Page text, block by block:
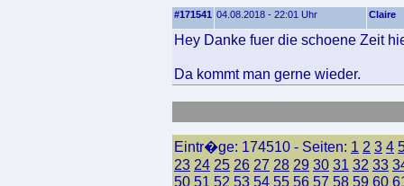
#171541 04.08.2018 - 22:01 Uhr Claire
Hey Danke fuer die schoene Zeit
Da kommt man gerne wieder.
Eintr�ge: 174510 - Seiten: 1 2 3 4
23 24 25 26 27 28 29 30 31 32 33
50 51 52 53 54 55 56 57 58 59 60